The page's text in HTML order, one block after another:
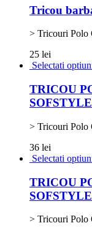
Tricou
> Tricouri Polo
25 lei
Selectati
TRICOU
> Tricouri Polo
36 lei
Selectati
TRICOU
> Tricouri Polo